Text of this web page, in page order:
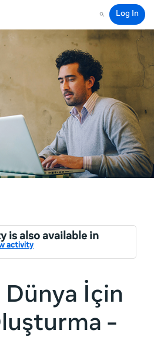
Search
Log In
is also available in
activity
İçin
-